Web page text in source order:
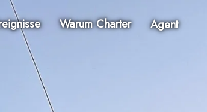
Warum Charter Agent